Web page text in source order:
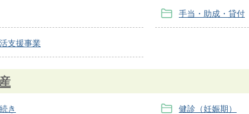
手当・助成・貸付
支援事業
き 健診（妊娠期）